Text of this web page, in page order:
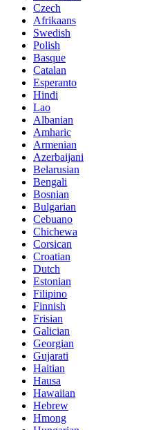
Czech
Afrikaans
Swedish
Polish
Basque
Catalan
Esperanto
Hindi
Lao
Albanian
Amharic
Armenian
Azerbaijani
Belarusian
Bengali
Bosnian
Bulgarian
Cebuano
Chichewa
Corsican
Croatian
Dutch
Estonian
Filipino
Finnish
Frisian
Galician
Georgian
Gujarati
Haitian
Hausa
Hawaiian
Hebrew
Hmong